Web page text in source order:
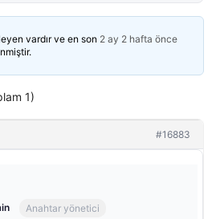
vardır ve en son 2 ay 2 hafta önce
1)
#16883
Anahtar yönetici